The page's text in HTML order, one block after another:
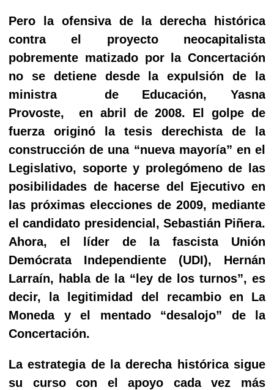
Pero la ofensiva de la derecha histórica
contra el proyecto neocapitalista
pobremente matizado por la Concertación
no se detiene desde la expulsión de la
ministra
de Educación, Yasna
Provoste, en abril de 2008. El golpe de
fuerza originó la tesis derechista de la
construcción de una “nueva mayoría” en el
Legislativo, soporte y prolegómeno de las
posibilidades de hacerse del Ejecutivo en
las próximas elecciones de 2009, mediante
el candidato presidencial, Sebastián Piñera.
Ahora, el líder de la fascista Unión
Demócrata Independiente (UDI), Hernán
Larraín, habla de la “ley de los turnos”, es
decir, la legitimidad del recambio en La
Moneda y el mentado “desalojo” de la
Concertación.
La estrategia de la derecha histórica sigue
su curso con el apoyo cada vez más